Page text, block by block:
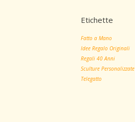
Etichette
Fatto a Mano
Idee Regalo Originali
Regali 40 Anni
Sculture Personalizzate
Telegatto